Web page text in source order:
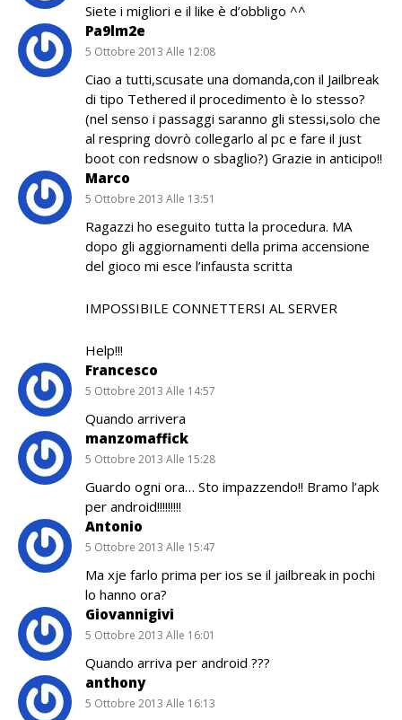
Siete i migliori e il like è d’obbligo ^^
Pa9lm2e
5 Ottobre 2013 Alle 12:08
Ciao a tutti,scusate una domanda,con il Jailbreak
di tipo Tethered il procedimento è lo stesso?
(nel senso i passaggi saranno gli stessi,solo che
al respring dovrò collegarlo al pc e fare il just
boot con redsnow o sbaglio?) Grazie in anticipo!!
Marco
5 Ottobre 2013 Alle 13:51
Ragazzi ho eseguito tutta la procedura. MA
dopo gli aggiornamenti della prima accensione
del gioco mi esce l’infausta scritta
IMPOSSIBILE CONNETTERSI AL SERVER
Help!!!
Francesco
5 Ottobre 2013 Alle 14:57
Quando arrivera
manzomaffick
5 Ottobre 2013 Alle 15:28
Guardo ogni ora… Sto impazzendo!! Bramo l’apk
per android!!!!!!!!!
Antonio
5 Ottobre 2013 Alle 15:47
Ma xje farlo prima per ios se il jailbreak in pochi
lo hanno ora?
Giovannigivi
5 Ottobre 2013 Alle 16:01
Quando arriva per android ???
anthony
5 Ottobre 2013 Alle 16:13